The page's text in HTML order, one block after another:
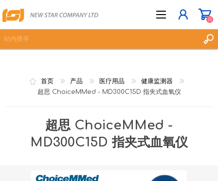
立即登记
(0)
首页 产品 医疗用品
健康监测器
超思 ChoiceMMed - MD300C15D 指夹式血氧仪
超思 ChoiceMMed -
MD300C15D 指夹式血氧仪